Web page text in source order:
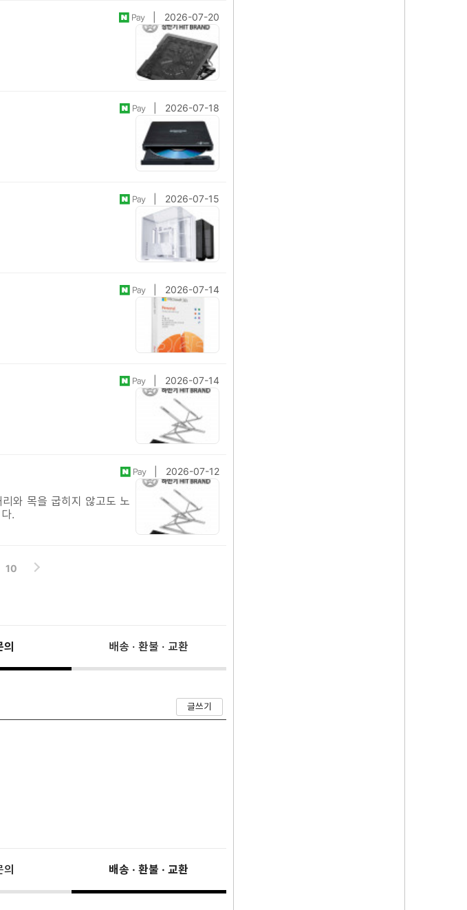
| 2026-07-20
| 2026-07-18
| 2026-07-15
| 2026-07-14
| 2026-07-14
| 2026-07-12
와 목을 굽히지 않고도 노
.
10
의 배송 · 환불 · 교환
글쓰기
의 배송 · 환불 · 교환